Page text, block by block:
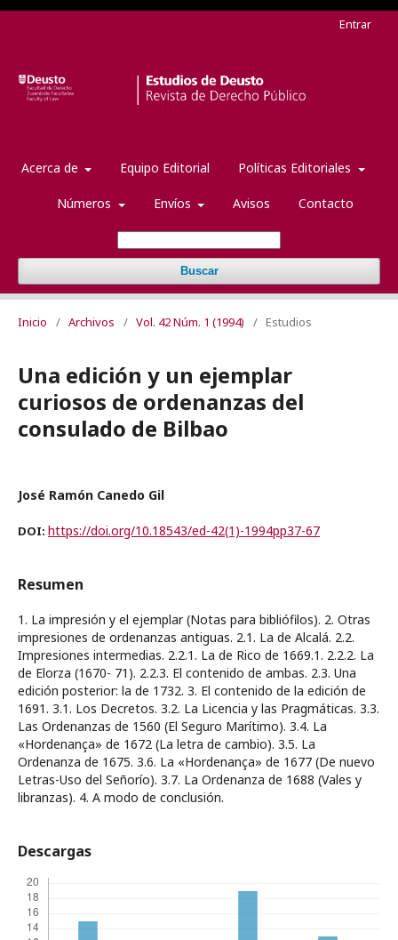
Acerca de Equipo Editorial Políticas Editoriales
Números Envíos Avisos Contacto
Buscar
Entrar
Inicio / Archivos / Vol. 42 Núm. 1 (1994) / Estudios
Una edición y un ejemplar
curiosos de ordenanzas del
consulado de Bilbao
José Ramón Canedo Gil
DOI: https://doi.org/10.18543/ed-42(1)-1994pp37-67
Resumen
1. La impresión y el ejemplar (Notas para bibliófilos). 2. Otras
impresiones de ordenanzas antiguas. 2.1. La de Alcalá. 2.2.
Impresiones intermedias. 2.2.1. La de Rico de 1669.1. 2.2.2. La
de Elorza (1670- 71). 2.2.3. El contenido de ambas. 2.3. Una
edición posterior: la de 1732. 3. El contenido de la edición de
1691. 3.1. Los Decretos. 3.2. La Licencia y las Pragmáticas. 3.3.
Las Ordenanzas de 1560 (El Seguro Marítimo). 3.4. La
«Hordenança» de 1672 (La letra de cambio). 3.5. La
Ordenanza de 1675. 3.6. La «Hordenança» de 1677 (De nuevo
Letras-Uso del Señorío). 3.7. La Ordenanza de 1688 (Vales y
libranzas). 4. A modo de conclusión.
Descargas